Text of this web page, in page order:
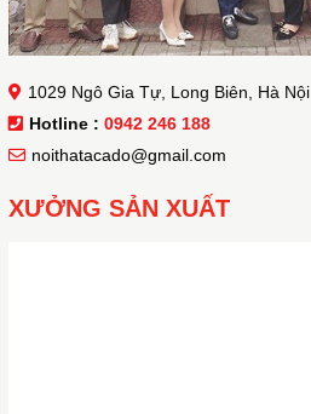
1029 Ngô Gia Tự, Long Biên, Hà Nội
Hotline : 0942 246 188
noithatacado@gmail.com
XƯỞNG SẢN XUẤT